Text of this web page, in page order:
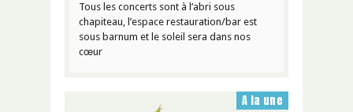
Tous les concerts sont à l’abri sous
chapiteau, l’espace restauration/bar est
sous barnum et le soleil sera dans nos
cœur
A la une